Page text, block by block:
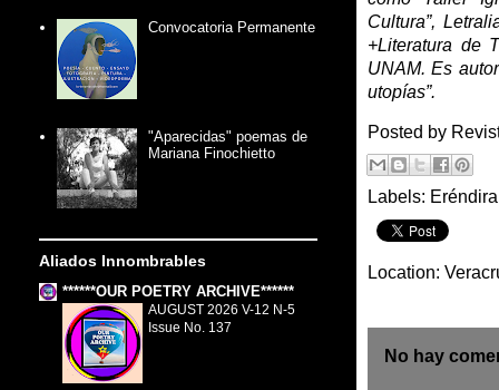
Cultura”,
+Literatura de
UNAM. Es
utopías”.
Posted by
Labels:
Location:
No hay
Convocatoria Permanente
"Aparecidas" poemas de
Mariana Finochietto
Aliados Innombrables
******OUR POETRY ARCHIVE******
AUGUST 2026 V-12 N-5
Issue No. 137